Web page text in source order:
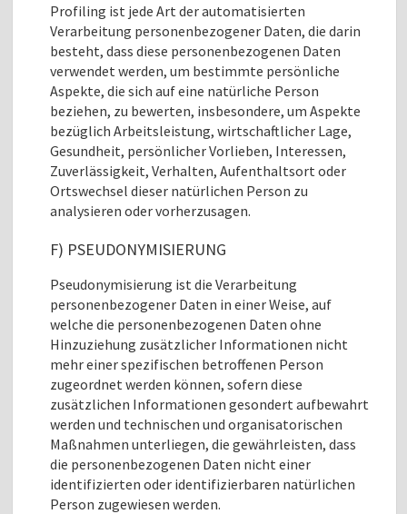
Profiling ist jede Art der automatisierten
Verarbeitung personenbezogener Daten, die darin
besteht, dass diese personenbezogenen Daten
verwendet werden, um bestimmte persönliche
Aspekte, die sich auf eine natürliche Person
beziehen, zu bewerten, insbesondere, um Aspekte
bezüglich Arbeitsleistung, wirtschaftlicher Lage,
Gesundheit, persönlicher Vorlieben, Interessen,
Zuverlässigkeit, Verhalten, Aufenthaltsort oder
Ortswechsel dieser natürlichen Person zu
analysieren oder vorherzusagen.
F) PSEUDONYMISIERUNG
Pseudonymisierung ist die Verarbeitung
personenbezogener Daten in einer Weise, auf
welche die personenbezogenen Daten ohne
Hinzuziehung zusätzlicher Informationen nicht
mehr einer spezifischen betroffenen Person
zugeordnet werden können, sofern diese
zusätzlichen Informationen gesondert aufbewahrt
werden und technischen und organisatorischen
Maßnahmen unterliegen, die gewährleisten, dass
die personenbezogenen Daten nicht einer
identifizierten oder identifizierbaren natürlichen
Person zugewiesen werden.